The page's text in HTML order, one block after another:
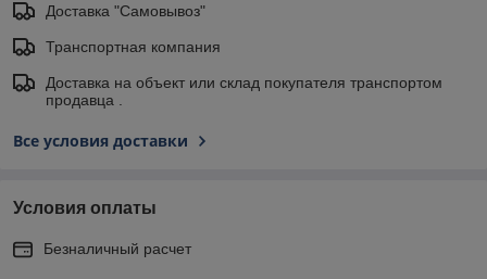
Доставка "Самовывоз"
Транспортная компания
Доставка на объект или склад покупателя транспортом
продавца .
Все условия доставки
Условия оплаты
Безналичный расчет